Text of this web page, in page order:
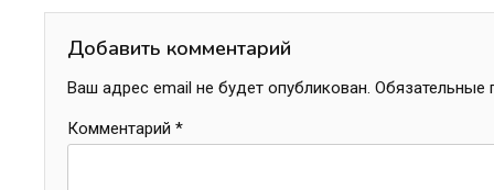
Добавить комментарий
Ваш адрес email не будет опубликован.
Комментарий *